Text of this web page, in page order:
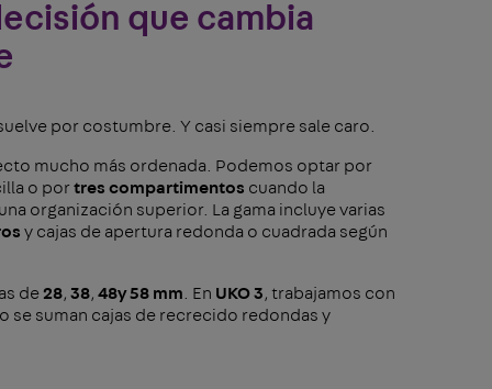
que cambia
por costumbre. Y casi siempre sale caro.
mucho más ordenada. Podemos optar por
o portres compartimentos cuando la
organización superior. La gama incluye varias
y cajas de apertura redonda o cuadrada según
de 28, 38, 48y 58 mm . En UKO 3, trabajamos con
se suman cajas de recrecido redondas y